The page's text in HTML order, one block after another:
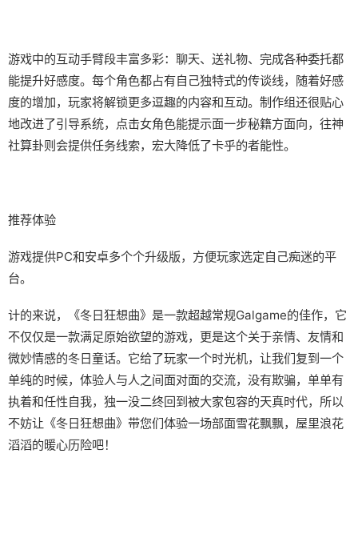
游戏中的​​互动手臂段丰富多彩​​：聊天、送礼物、完成各种委托都
能提升好感度。每个角色都占有自己独特式的传谈线，随着好感
度的增加，玩家将解锁更多逗趣的内容和互动。制作组还很贴心
地改进了引导系统，点击女角色能提示面一步秘籍方面向，往神
社算卦则会提供任务线索，宏大降低了卡乎的者能性。
推荐体验
游戏提供PC和安卓多个个升级版，方便玩家选定自己痴迷的平
台。
计的来说，《冬日狂想曲》是一款​​超越常规Galgame的佳作​​，它
不仅仅是一款满足原始欲望的游戏，更是这个关于亲情、友情和
微妙情感的冬日童话。它给了玩家一个时光机，让我们复到一个
单纯的时候，体验人与人之间面对面的交流，没有欺骗，单单有
执着和任性自我，独一没二终回到被大家包容的天真时代，所以
不妨让《冬日狂想曲》带您们体验一场​​部面雪花飘飘，屋里浪花
滔滔​​的暖心历险吧！